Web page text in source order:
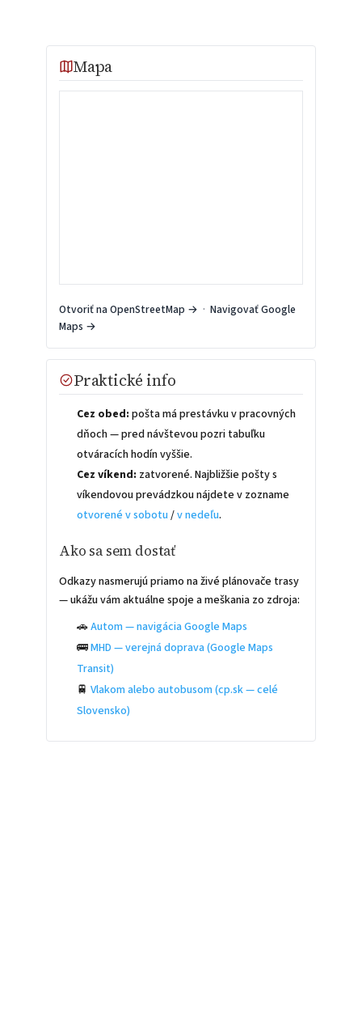
Mapa
Otvoriť na OpenStreetMap → · Navigovať Google
Maps →
Praktické info
Cez obed: pošta má prestávku v pracovných
dňoch — pred návštevou pozri tabuľku
otváracích hodín vyššie.
Cez víkend: zatvorené. Najbližšie pošty s
víkendovou prevádzkou nájdete v zozname
otvorené v sobotu /v nedeľu.
Ako sa sem dostať
Odkazy nasmerujú priamo na živé plánovače trasy
— ukážu vám aktuálne spoje a meškania zo zdroja:
🚗Autom — navigácia Google Maps
🚌MHD — verejná doprava (Google Maps
Transit)
🚆Vlakom alebo autobusom (cp.sk — celé
Slovensko)